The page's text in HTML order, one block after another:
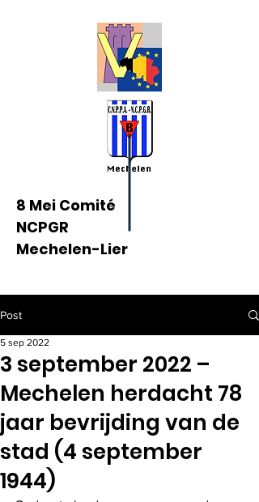
8 Mei Comité
NCPGR
Mechelen-Lier
Post
3 september 2022 –
Mechelen herdacht 78
jaar bevrijding van de
stad (4 september
1944)
5 sep 2022